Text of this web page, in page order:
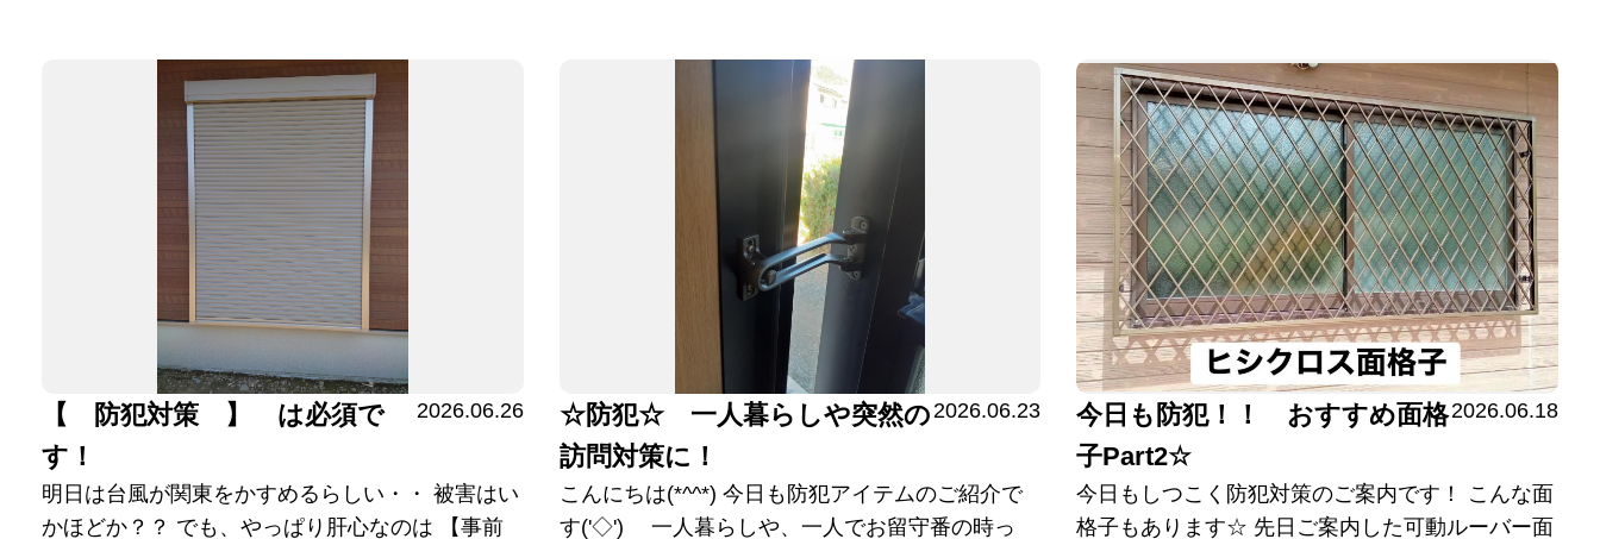
【 防犯対策 】 は必須で
す！
2026.06.26
明日は台風が関東をかすめるらしい・・ 被害はい
かほどか？？ でも、やっぱり肝心なのは 【事前
☆防犯☆ 一人暮らしや突然の
訪問対策に！
2026.06.23
こんにちは(*^^*) 今日も防犯アイテムのご紹介で
す('◇')ゞ 一人暮らしや、一人でお留守番の時っ
今日も防犯！！ おすすめ面格
子Part2☆
2026.06.18
今日もしつこく防犯対策のご案内です！ こんな面
格子もあります☆ 先日ご案内した可動ルーバー面